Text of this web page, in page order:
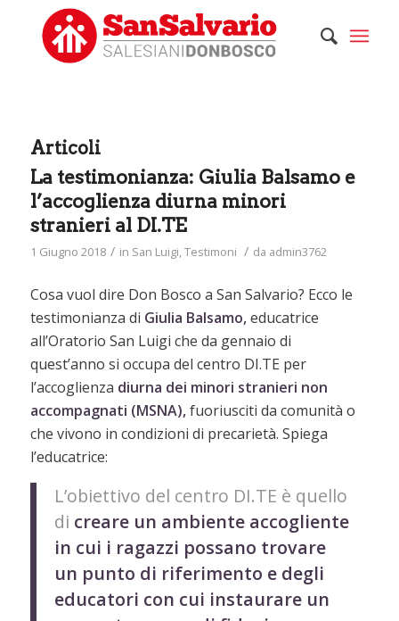
Articoli
La testimonianza: Giulia Balsamo e
l’accoglienza diurna minori
stranieri al DI.TE
1 Giugno 2018 / in San Luigi,Testimoni / da admin3762
Cosa vuol dire Don Bosco a San Salvario? Ecco le
testimonianza di Giulia Balsamo,educatrice
all’Oratorio San Luigi che da gennaio di
quest’anno si occupa del centro DI.TE per
l’accoglienza diurna dei minori stranieri non
accompagnati (MSNA),fuoriusciti da comunità o
che vivono in condizioni di precarietà. Spiega
l’educatrice:
L’obiettivo del centro DI.TE è quello
di creare un ambiente accogliente
in cui i ragazzi possano trovare
un punto di riferimento e degli
educatori con cui instaurare un